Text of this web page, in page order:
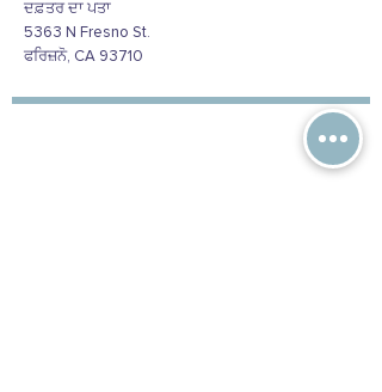
ਦਫ਼ਤਰ ਦਾ ਪਤਾ
5363 N Fresno St.
ਫਰਿਜ਼ਨੋ, CA 93710